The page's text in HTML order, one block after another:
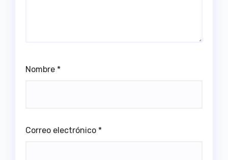
Nombre *
Correo electrónico *